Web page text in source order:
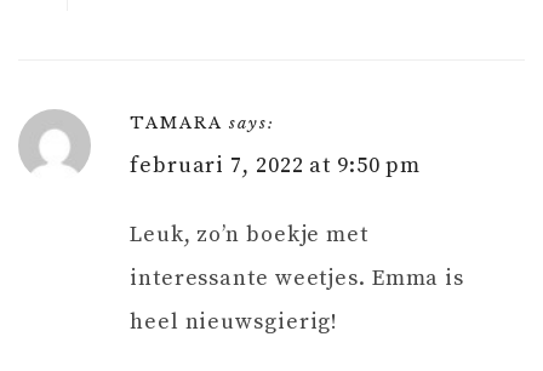
TAMARA says:
februari 7, 2022 at 9:50 pm
Leuk, zo’n boekje met
interessante weetjes. Emma is
heel nieuwsgierig!